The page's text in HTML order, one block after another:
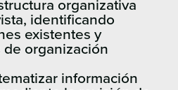
organizativa
identificando
existentes y
de organización
información